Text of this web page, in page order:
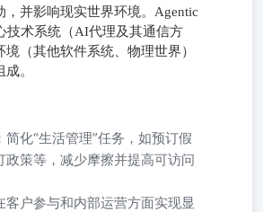
，并影响现实世界环境。Agentic
技术系统（AI代理及其通信方
境（其他软件系统、物理世界）
。
简化“生活管理”任务，如预订假
政策等，减少摩擦并提高可访问
客户参与和内部运营方面实现显